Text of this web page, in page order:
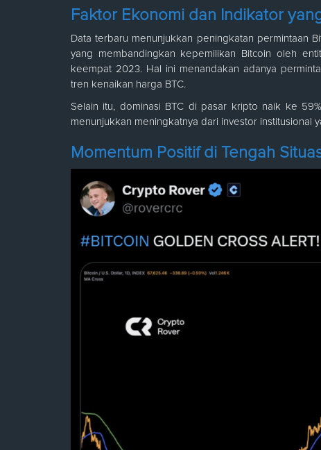
Faktor Ekonomi dan Indikator
Data terbaru menunjukkan peningkatan permintaan
yang membandingkan kepemilikan Bitcoin oleh
keempat 2023. Hal ini menandakan adanya
tren kenaikan harga BTC.
Selain itu, dominasi BTC di pasar kripto naik ke
menunjukkan meningkatnya dari investor institusional
Momentum Positif di Tengah